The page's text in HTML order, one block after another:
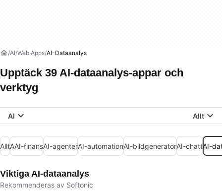
AI Web Apps AI-Dataanalys
Upptäck 39 AI-dataanalys-appar och
verktyg
AI Allt
AlltAAI-finansAI-agenterAI-automationAI-bildgeneratorAI-chattAI-
Viktiga AI-dataanalys
Rekommenderas av Softonic